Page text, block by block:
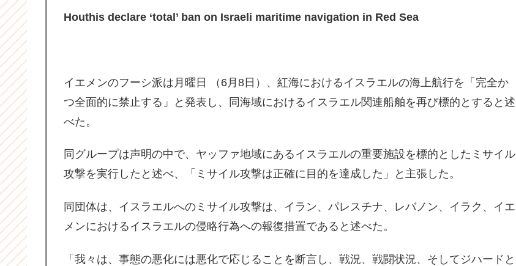
Houthis declare ‘total’ ban on Israeli maritime navigation in Red Sea
イエメンのフーシ派は月曜日 （6月8日）、紅海におけるイスラエルの海上航行を「完全か
つ全面的に禁止する」と発表し、同海域におけるイスラエル関連船舶を再び標的とすると述
べた。
同グループは声明の中で、ヤッファ地域にあるイスラエルの重要施設を標的としたミサイル
攻撃を実行したと述べ、「ミサイル攻撃は正確に目的を達成した」と主張した。
同団体は、イスラエルへのミサイル攻撃は、イラン、パレスチナ、レバノン、イラク、イエ
メンにおけるイスラエルの侵略行為への報復措置であると述べた。
「我々は、事態の悪化には悪化で応じることを断言し、戦況、戦闘状況、そしてジハードと